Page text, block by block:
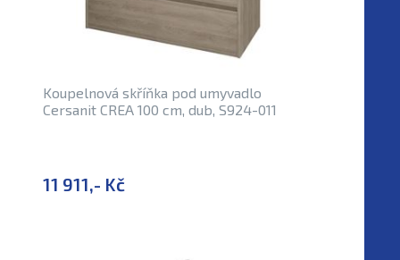
Koupelnová skříňka pod umyvadlo
Cersanit CREA 100 cm, dub, S924-011
11 911,- Kč